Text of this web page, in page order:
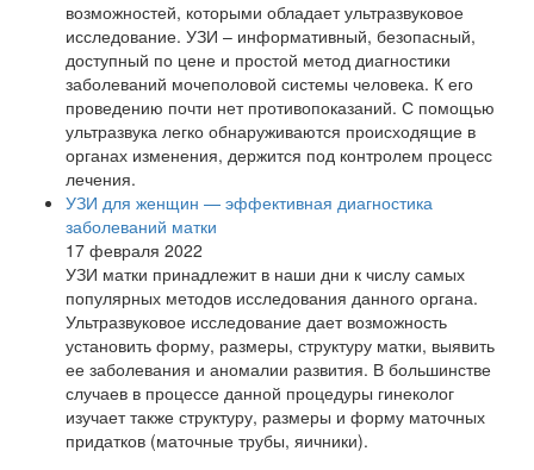
возможностей, которыми обладает ультразвуковое
исследование. УЗИ – информативный, безопасный,
доступный по цене и простой метод диагностики
заболеваний мочеполовой системы человека. К его
проведению почти нет противопоказаний. С помощью
ультразвука легко обнаруживаются происходящие в
органах изменения, держится под контролем процесс
лечения.
УЗИ для женщин — эффективная диагностика
заболеваний матки
17 февраля 2022
УЗИ матки принадлежит в наши дни к числу самых
популярных методов исследования данного органа.
Ультразвуковое исследование дает возможность
установить форму, размеры, структуру матки, выявить
ее заболевания и аномалии развития. В большинстве
случаев в процессе данной процедуры гинеколог
изучает также структуру, размеры и форму маточных
придатков (маточные трубы, яичники).